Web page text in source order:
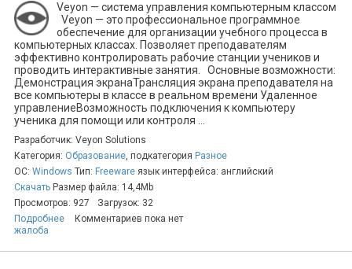
Veyon — система управления компьютерным классом
Veyon — это профессиональное программное
обеспечение для организации учебного процесса в
компьютерных классах. Позволяет преподавателям
эффективно контролировать рабочие станции учеников и
проводить интерактивные занятия. Основные возможности:
Демонстрация экранаТрансляция экрана преподавателя на
все компьютеры в классе в реальном времени Удаленное
управлениеВозможность подключения к компьютеру
ученика для помощи или контроля ...
Разработчик: Veyon Solutions
Категория: Образование, подкатегория Разное
ОС: Windows Тип: Freeware язык интерфейса: английский
Скачать Размер файла: 14,4Mb
Просмотров: 927
Загрузок: 32
Подробнее
Комментариев пока нет
жалоба